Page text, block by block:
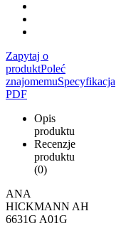
Zapytaj o
produktPoleć
znajomemuSpecyfikacja
PDF
Opis
produktu
Recenzje
produktu
(0)
ANA
HICKMANN AH
6631G A01G